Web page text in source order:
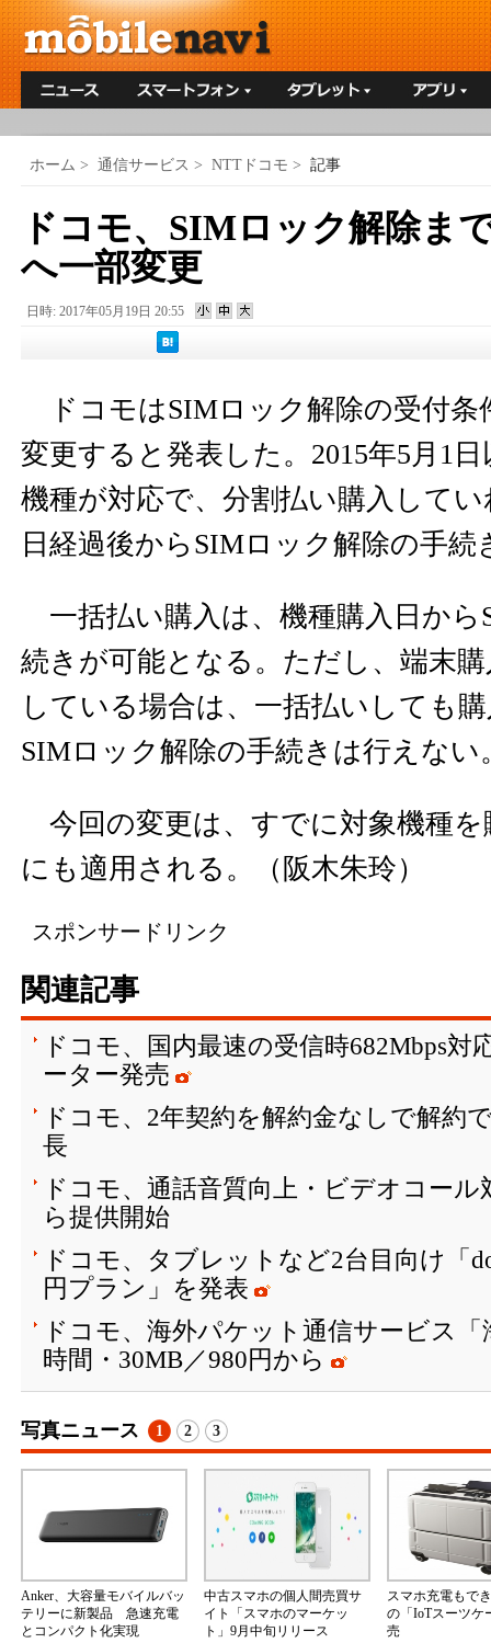
ホーム > 通信サービス > NTTドコモ > 記事
ドコモ、SIMロック解除ま
へ一部変更
日時: 2017年05月19日 20:55
ドコモはSIMロック解除の受付条
変更すると発表した。2015年5月1
機種が対応で、分割払い購入して
日経過後からSIMロック解除の手
一括払い購入は、機種購入日から
続きが可能となる。ただし、端末
している場合は、一括払いしても
SIMロック解除の手続きは行えない
今回の変更は、すでに対象機種を
にも適用される。（阪木朱玲）
スポンサードリンク
関連記事
ドコモ、国内最速の受信時682Mbps
ーター発売
ドコモ、2年契約を解約金なしで解約
長
ドコモ、通話音質向上・ビデオコール
ら提供開始
ドコモ、タブレットなど2台目向け「
円プラン」を発表
ドコモ、海外パケット通信サービス
時間・30MB／980円から
写真ニュース 1 2 3
Anker、大容量モバイルバッ
テリーに新製品 急速充電
とコンパクト化実現
中古スマホの個人間売買サ
イト「スマホのマーケッ
ト」9月中旬リリース
スマホ充電もで
の「IoTスーツケ
売